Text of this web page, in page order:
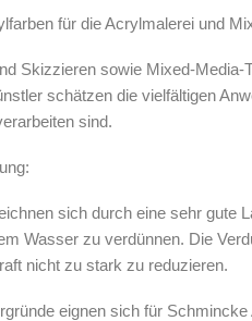
& Ausstattung
& Anleitungen
für die Acrylmalerei und
Skizzieren sowie Mixed-
schätzen die vielfältigen
sind.
sich durch eine sehr gute
Wasser zu verdünnen. Die
nicht zu stark zu reduzieren.
eignen sich für Schmincke